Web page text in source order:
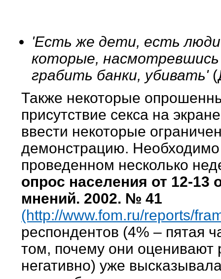
'Есть же дети, есть люди
которые,
грабить банки, убивать'
Также некоторые
присутствие секса на
ввести некоторые
демонстрацию. Необходимо
проведенном несколько
опрос населения от 12-
мнений. 2002. № 41
(http://www.fom.ru/reports/
респондентов (4% – пятая
том, почему они оценивают
негативно) уже